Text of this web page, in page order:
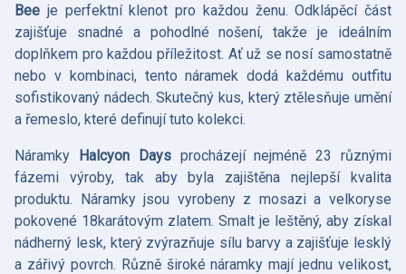
Bee je perfektní klenot pro každou ženu. Odklápěcí část
zajišťuje snadné a pohodlné nošení, takže je ideálním
doplňkem pro každou příležitost. Ať už se nosí samostatně
nebo v kombinaci, tento náramek dodá každému outfitu
sofistikovaný nádech. Skutečný kus, který ztělesňuje umění
a řemeslo, které definují tuto kolekci.
Náramky Halcyon Daysprocházejí nejméně 23 různými
fázemi výroby, tak aby byla zajištěna nejlepší kvalita
produktu. Náramky jsou vyrobeny z mosazi a velkoryse
pokovené 18karátovým zlatem. Smalt je leštěný, aby získal
nádherný lesk, který zvýrazňuje sílu barvy a zajišťuje lesklý
a zářivý povrch. Různě široké náramky mají jednu velikost,